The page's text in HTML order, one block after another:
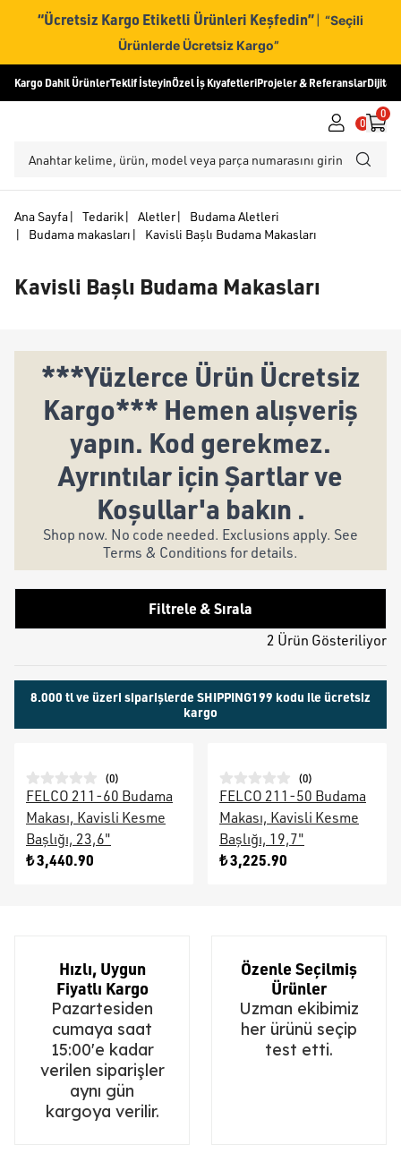
“Ücretsiz Kargo Etiketli Ürünleri Keşfedin” | “Seçili
Ürünlerde Ücretsiz Kargo”
Kargo Dahil ÜrünlerTeklif İsteyinÖzel İş KıyafetleriProjeler & ReferanslarDijital
0
0
Ana Sayfa| Tedarik| Aletler|
Budama Aletleri
|
Budama makasları | Kavisli Başlı Budama Makasları
Kavisli Başlı Budama Makasları
***Yüzlerce Ürün Ücretsiz
Kargo*** Hemen alışveriş
yapın. Kod gerekmez.
Ayrıntılar için Şartlar ve
Koşullar'a bakın .
Shop now. No code needed. Exclusions apply. See
Terms & Conditions for details.
Filtrele & Sırala
2 Ürün Gösteriliyor
8.000 tl ve üzeri siparişlerde SHIPPING199 kodu ile ücretsiz
kargo
(0)
FELCO 211-60 Budama
Makası, Kavisli Kesme
Başlığı, 23,6"
₺ 3,440.90
(0)
FELCO 211-50 Budama
Makası, Kavisli Kesme
Başlığı, 19,7"
₺ 3,225.90
Hızlı, Uygun
Fiyatlı Kargo
Pazartesiden
cumaya saat
15:00'e kadar
verilen siparişler
aynı gün
kargoya verilir.
Özenle Seçilmiş
Ürünler
Uzman ekibimiz
her ürünü seçip
test etti.